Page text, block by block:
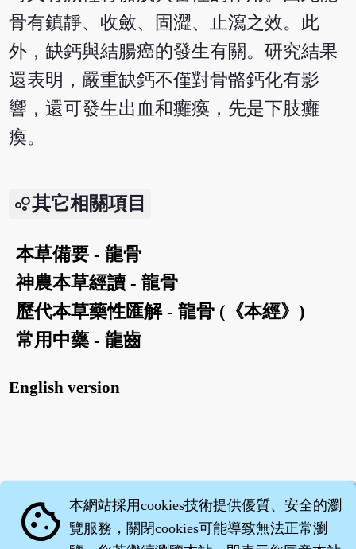
骨有鎮靜、收斂、固澀、止瀉之效。此
外，缺鈣與結腸癌的發生有關。研究結果
還表明，嚴重缺鈣不僅對骨骼鈣化有影
響，還可發生出血和癱瘓，先是下肢癱
瘓。
其它相關項目
本草備要 - 龍骨
神農本草經讀 - 龍骨
歷代本草藥性匯解 - 龍骨 (《本經》)
常用中藥 - 龍齒
English version
cookie 本網站採用cookies技術提供優質、安全的瀏
覽服務，關閉cookies可能導致無法正常瀏